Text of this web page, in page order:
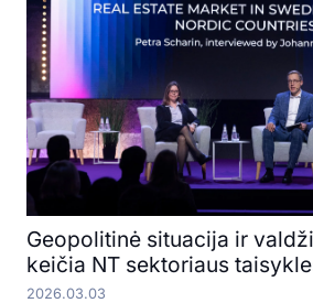
Geopolitinė situacija ir
keičia NT sektoriaus
2026.03.03